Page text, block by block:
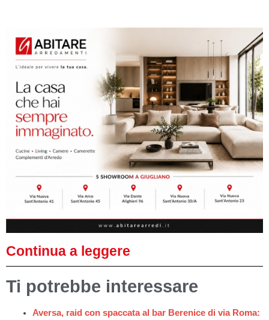
Continua a leggere
Ti potrebbe interessare
Aversa, raid con spaccata al bar Berenice di via Roma: